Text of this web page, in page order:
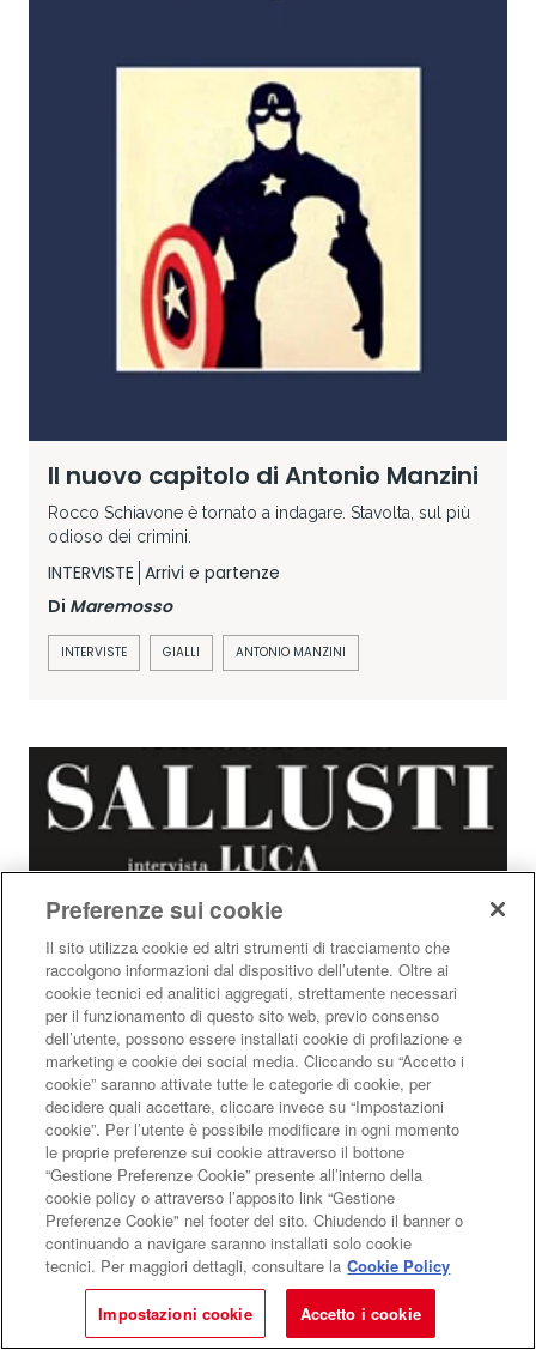
Il nuovo capitolo di Antonio Manzini
Rocco Schiavone è tornato a indagare. Stavolta, sul più
odioso dei crimini.
INTERVISTE Arrivi e partenze
Di Maremosso
INTERVISTE GIALLI ANTONIO MANZINI
"Lobby & Logge": intervista a
Sallusti e Palamara
Preferenze sui cookie
Il sito utilizza cookie ed altri strumenti di tracciamento che
raccolgono informazioni dal dispositivo dell’utente. Oltre ai
cookie tecnici ed analitici aggregati, strettamente necessari
per il funzionamento di questo sito web, previo consenso
dell’utente, possono essere installati cookie di profilazione e
marketing e cookie dei social media. Cliccando su “Accetto i
cookie” saranno attivate tutte le categorie di cookie, per
decidere quali accettare, cliccare invece su “Impostazioni
cookie”. Per l’utente è possibile modificare in ogni momento
le proprie preferenze sui cookie attraverso il bottone
“Gestione Preferenze Cookie” presente all’interno della
cookie policy o attraverso l’apposito link “Gestione
Preferenze Cookie" nel footer del sito. Chiudendo il banner o
continuando a navigare saranno installati solo cookie
tecnici. Per maggiori dettagli, consultare la Cookie Policy
Impostazioni cookie Accetto i cookie